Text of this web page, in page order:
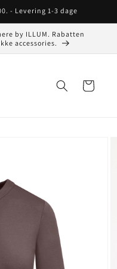
- Levering 1-3 dage
by ILLUM. Rabatten
accessories.
Indkøbskurv